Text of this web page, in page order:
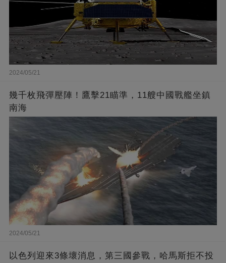
2024/05/21
幾千枚飛彈壓陣！鷹擊21瞄準，11艘中國戰艦坐鎮
南海
2024/05/21
以色列迎來3條壞消息，第三國參戰，哈馬斯拒不投